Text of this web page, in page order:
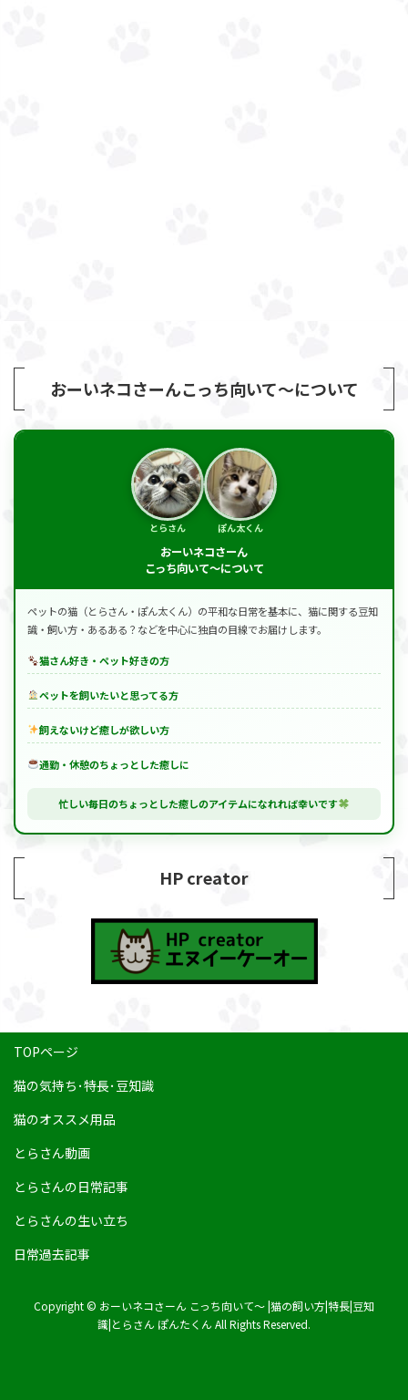
おーいネコさーんこっち向いて～について
とらさん ぽん太くん
おーいネコさーん
こっち向いて～について
ペットの猫（とらさん・ぽん太くん）の平和な日常を基本に、猫に関する豆知
識・飼い方・あるある？などを中心に独自の目線でお届けします。
猫さん好き・ペット好きの方
ペットを飼いたいと思ってる方
飼えないけど癒しが欲しい方
通勤・休憩のちょっとした癒しに
忙しい毎日のちょっとした癒しのアイテムになれれば幸いです
HP creator
TOPページ
猫の気持ち･特長･豆知識
猫のオススメ用品
とらさん動画
とらさんの日常記事
とらさんの生い立ち
日常過去記事
Copyright © おーいネコさーん こっち向いて～ |猫の飼い方|特長|豆知
識|とらさん ぽんたくん All Rights Reserved.